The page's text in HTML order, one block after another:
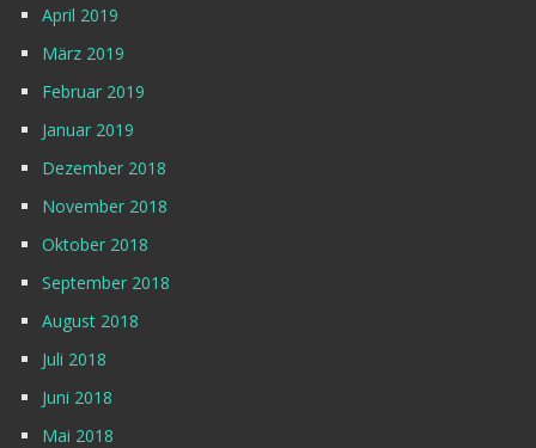
April 2019
März 2019
Februar 2019
Januar 2019
Dezember 2018
November 2018
Oktober 2018
September 2018
August 2018
Juli 2018
Juni 2018
Mai 2018